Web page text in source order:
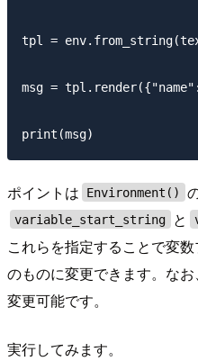
tpl =
msg =
ポイントは Environment()
variable_start_string と
これらを指定することで変
のものに変更できます。な
変更可能です。
実行してみます。